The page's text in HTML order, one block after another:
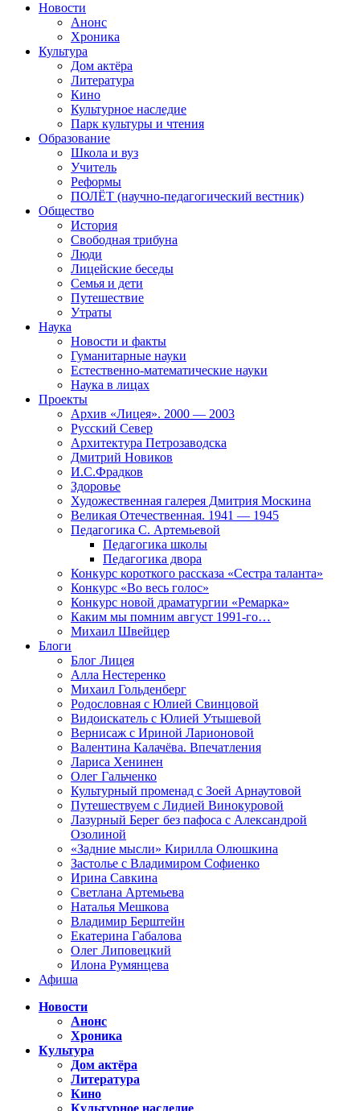
Новости
Анонс
Хроника
Культура
Дом актёра
Литература
Кино
Культурное наследие
Парк культуры и чтения
Образование
Школа и вуз
Учитель
Реформы
ПОЛЁТ (научно-педагогический вестник)
Общество
История
Свободная трибуна
Люди
Лицейские беседы
Семья и дети
Путешествие
Утраты
Наука
Новости и факты
Гуманитарные науки
Естественно-математические науки
Наука в лицах
Проекты
Архив «Лицея». 2000 — 2003
Русский Север
Архитектура Петрозаводска
Дмитрий Новиков
И.С.Фрадков
Здоровье
Художественная галерея Дмитрия Москина
Великая Отечественная. 1941 — 1945
Педагогика С. Артемьевой
Педагогика школы
Педагогика двора
Конкурс короткого рассказа «Сестра таланта»
Конкурс «Во весь голос»
Конкурс новой драматургии «Ремарка»
Каким мы помним август 1991-го…
Михаил Швейцер
Блоги
Блог Лицея
Алла Нестеренко
Михаил Гольденберг
Родословная с Юлией Свинцовой
Видоискатель с Юлией Утышевой
Вернисаж с Ириной Ларионовой
Валентина Калачёва. Впечатления
Лариса Хенинен
Олег Гальченко
Культурный променад с Зоей Арнаутовой
Путешествуем с Лидией Винокуровой
Лазурный Берег без пафоса с Александрой
Озолиной
«Задние мысли» Кирилла Олюшкина
Застолье с Владимиром Софиенко
Ирина Савкина
Светлана Артемьева
Наталья Мешкова
Владимир Берштейн
Екатерина Габалова
Олег Липовецкий
Илона Румянцева
Афиша
Новости
Анонс
Хроника
Культура
Дом актёра
Литература
Кино